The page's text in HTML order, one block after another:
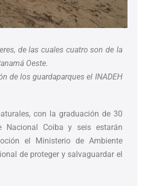
de las cuales cuatro son de la
Oeste.
de los guardaparques el INADEH
con la graduación de 30
Nacional Coiba y seis estarán
el Ministerio de Ambiente
de proteger y salvaguardar el